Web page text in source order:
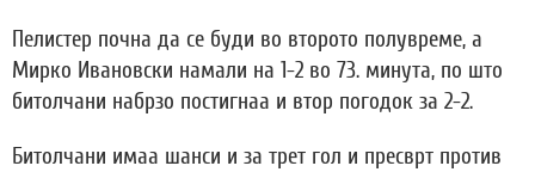
Пелистер почна да се буди во второто полувреме, а
Мирко Ивановски намали на 1-2 во 73. минута, по што
битолчани набрзо постигнаа и втор погодок за 2-2.
Битолчани имаа шанси и за трет гол и пресврт против